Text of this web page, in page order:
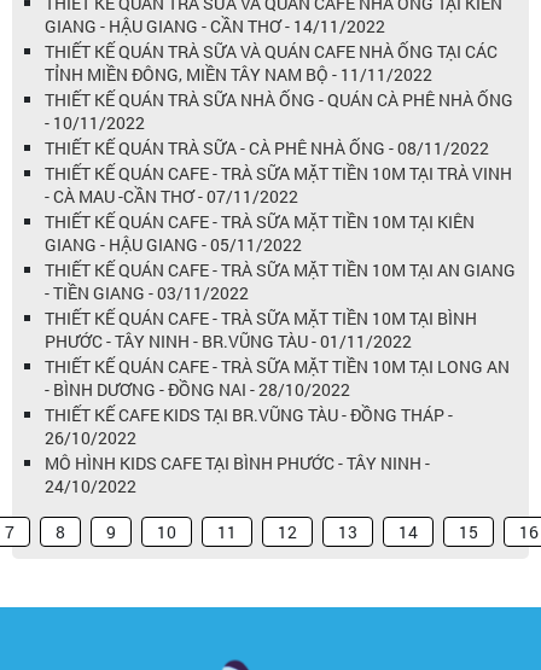
GIANG - HẬU GIANG - CẦN THƠ - 14/11/2022
THIẾT KẾ QUÁN TRÀ SỮA VÀ QUÁN CAFE NHÀ ỐNG TẠI CÁC
TỈNH MIỀN ĐÔNG, MIỀN TÂY NAM BỘ - 11/11/2022
THIẾT KẾ QUÁN TRÀ SỮA NHÀ ỐNG - QUÁN CÀ PHÊ NHÀ ỐNG
- 10/11/2022
THIẾT KẾ QUÁN TRÀ SỮA - CÀ PHÊ NHÀ ỐNG - 08/11/2022
THIẾT KẾ QUÁN CAFE - TRÀ SỮA MẶT TIỀN 10M TẠI TRÀ VINH
- CÀ MAU -CẦN THƠ - 07/11/2022
THIẾT KẾ QUÁN CAFE - TRÀ SỮA MẶT TIỀN 10M TẠI KIÊN
GIANG - HẬU GIANG - 05/11/2022
THIẾT KẾ QUÁN CAFE - TRÀ SỮA MẶT TIỀN 10M TẠI AN GIANG
- TIỀN GIANG - 03/11/2022
THIẾT KẾ QUÁN CAFE - TRÀ SỮA MẶT TIỀN 10M TẠI BÌNH
PHƯỚC - TÂY NINH - BR.VŨNG TÀU - 01/11/2022
THIẾT KẾ QUÁN CAFE - TRÀ SỮA MẶT TIỀN 10M TẠI LONG AN
- BÌNH DƯƠNG - ĐỒNG NAI - 28/10/2022
THIẾT KẾ CAFE KIDS TẠI BR.VŨNG TÀU - ĐỒNG THÁP -
26/10/2022
MÔ HÌNH KIDS CAFE TẠI BÌNH PHƯỚC - TÂY NINH -
24/10/2022
7 8 9 10 11 12 13 14 15 16